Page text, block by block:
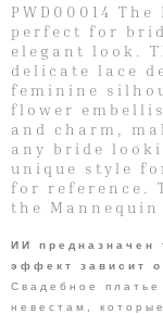
PWD00014
perfect for
elegant look.
delicate lace
feminine
flower
and charm,
any bride
unique style
for reference.
the
ИИ предназначен
эффект зависит
Свадебное
невестам,